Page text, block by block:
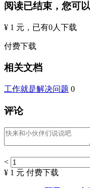
阅读已结束，您可
¥ 1 元 ，已有0人下载
付费下载
相关文档
工作就是解决问题 0
评论
<
¥ 1 元 付费下载